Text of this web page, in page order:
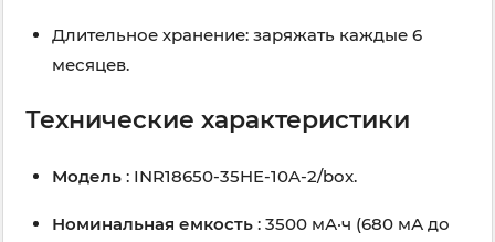
Длительное хранение: заряжать каждые 6
месяцев.
Технические характеристики
Модель : INR18650-35HE-10A-2/box.
Номинальная емкость : 3500 мА·ч (680 мА до